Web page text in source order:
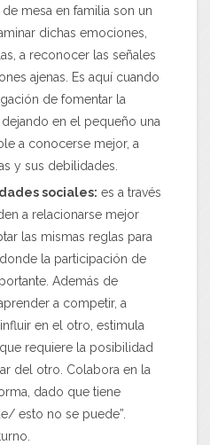
mesa en familia son un
dichas emociones,
a reconocer las señales
ajenas. Es aquí cuando
de fomentar la
en el pequeño una
a conocerse mejor, a
y sus debilidades.
sociales: es a través
a relacionarse mejor
las mismas reglas para
la participación de
Además de
a competir, a
en el otro, estimula
requiere la posibilidad
del otro. Colabora en la
dado que tiene
esto no se puede”.